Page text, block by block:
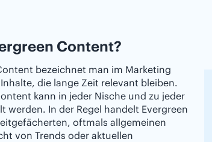
Content?
bezeichnet man im Marketing
die lange Zeit relevant bleiben.
kann in jeder Nische und zu jeder
werden. In der Regel handelt Evergreen
oftmals allgemeinen
von Trends oder aktuellen